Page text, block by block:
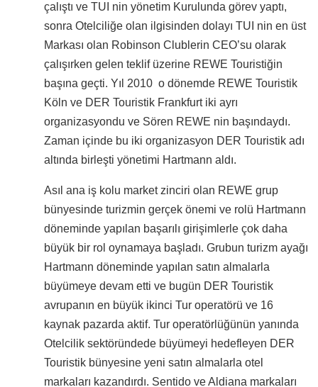
çalıştı ve TUI nin yönetim Kurulunda görev yaptı,
sonra Otelciliğe olan ilgisinden dolayı TUI nin en üst
Markası olan Robinson Clublerin CEO’su olarak
çalışırken gelen teklif üzerine REWE Touristiğin
başına geçti. Yıl 2010 o dönemde REWE Touristik
Köln ve DER Touristik Frankfurt iki ayrı
organizasyondu ve Sören REWE nin başındaydı.
Zaman içinde bu iki organizasyon DER Touristik adı
altında birleşti yönetimi Hartmann aldı.
Asıl ana iş kolu market zinciri olan REWE grup
bünyesinde turizmin gerçek önemi ve rolü Hartmann
döneminde yapılan başarılı girişimlerle çok daha
büyük bir rol oynamaya başladı. Grubun turizm ayağı
Hartmann döneminde yapılan satın almalarla
büyümeye devam etti ve bugün DER Touristik
avrupanın en büyük ikinci Tur operatörü ve 16
kaynak pazarda aktif. Tur operatörlüğünün yanında
Otelcilik sektöründede büyümeyi hedefleyen DER
Touristik bünyesine yeni satın almalarla otel
markaları kazandırdı. Sentido ve Aldiana markaları